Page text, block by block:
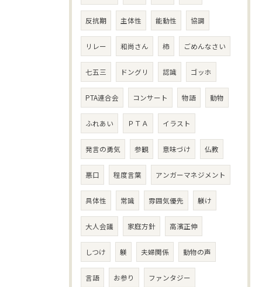
反抗期 主体性 能動性 協調
リレー 和尚さん 柿 ごめんなさい
七五三 ドングリ 認識 ゴッホ
PTA連合会 コンサート 物語 動物
ふれあい ＰＴＡ イラスト
発言の勇気 参観 意味づけ 仏教
悪口 程度言葉 アンガーマネジメント
具体性 常識 雰囲気優先 躾け
大人会議 家庭方針 高濱正伸
しつけ 躾 夫婦関係 動物の声
言語 お参り ファンタジー